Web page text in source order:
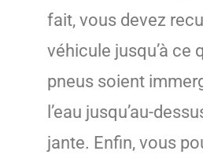
fait, vous devez
véhicule jusqu’à ce
pneus soient
l’eau jusqu’au-
jante. Enfin, vous